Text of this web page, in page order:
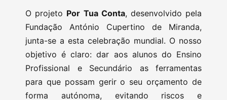
O projeto Por Tua Conta, desenvolvido pela
Fundação António Cupertino de Miranda,
junta-se a esta celebração mundial. O nosso
objetivo é claro: dar aos alunos do Ensino
Profissional e Secundário as ferramentas
para que possam gerir o seu orçamento de
forma autónoma, evitando riscos e